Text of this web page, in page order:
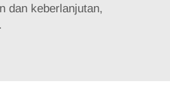
dan keberlanjutan,